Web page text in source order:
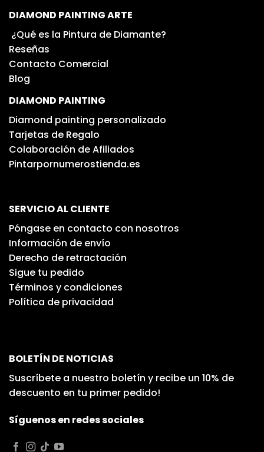
DIAMOND PAINTING ARTE
¿Qué es la Pintura de Diamante?
Reseñas
Contacto Comercial
Blog
DIAMOND PAINTING
Diamond painting personalizado
Tarjetas de Regalo
Colaboración de Afiliados
Pintarpornumerostienda.es
SERVICIO AL CLIENTE
Póngase en contacto con nosotros
Información de envío
Derecho de retractación
Sigue tu pedido
Términos y condiciones
Política de privacidad
BOLETÍN DE NOTICIAS
Suscríbete a nuestro boletín y recibe un 10% de
descuento en tu primer pedido!
Síguenos en redes sociales